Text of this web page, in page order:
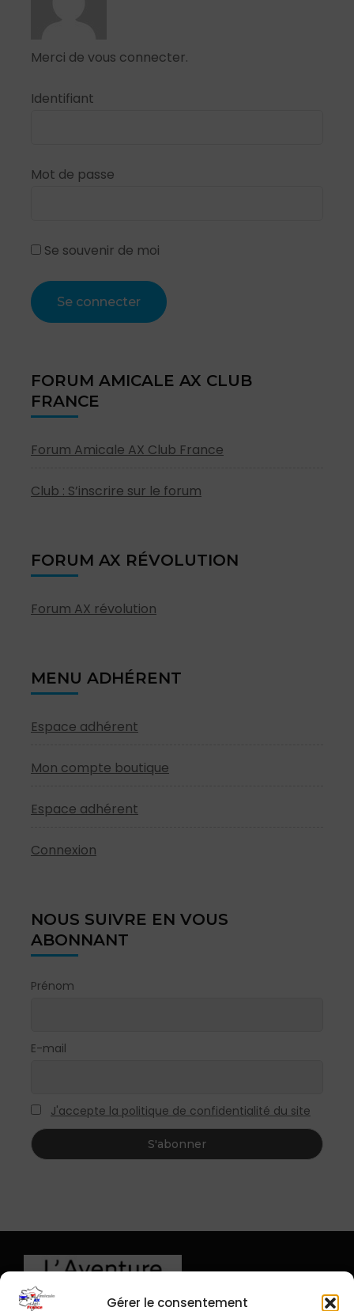
Gérer le consentement
Merci de vous connecter.
Identifiant
Mot de passe
Se souvenir de moi
FORUM AMICALE AX CLUB
FRANCE
Forum Amicale AX Club France
Club : S’inscrire sur le forum
FORUM AX RÉVOLUTION
Forum AX révolution
MENU ADHÉRENT
Espace adhérent
Mon compte boutique
Espace adhérent
Connexion
NOUS SUIVRE EN VOUS
ABONNANT
Prénom
E-mail
J'accepte la politique de confidentialité du site